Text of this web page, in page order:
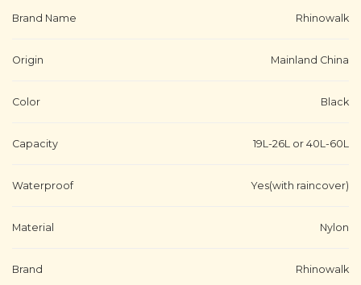
Brand Name Rhinowalk
Origin Mainland China
Color Black
Capacity 19L-26L or 40L-60L
Waterproof Yes(with raincover)
Material Nylon
Brand Rhinowalk